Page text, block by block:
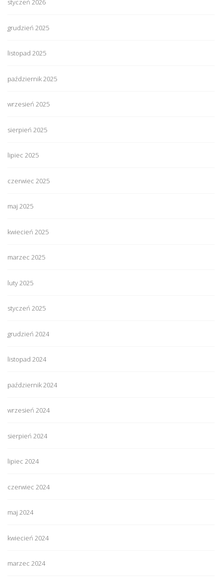
styczeń 2026
grudzień 2025
listopad 2025
październik 2025
wrzesień 2025
sierpień 2025
lipiec 2025
czerwiec 2025
maj 2025
kwiecień 2025
marzec 2025
luty 2025
styczeń 2025
grudzień 2024
listopad 2024
październik 2024
wrzesień 2024
sierpień 2024
lipiec 2024
czerwiec 2024
maj 2024
kwiecień 2024
marzec 2024